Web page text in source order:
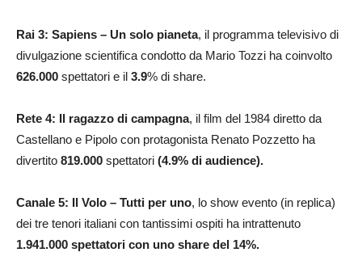
Rai 3: Sapiens – Un solo pianeta, il programma televisivo di
divulgazione scientifica condotto da Mario Tozzi ha coinvolto
626.000 spettatori e il 3.9% di share.
Rete 4: Il ragazzo di campagna, il film del 1984 diretto da
Castellano e Pipolo con protagonista Renato Pozzetto ha
divertito 819.000 spettatori (4.9% di audience).
Canale 5: Il Volo – Tutti per uno, lo show evento (in replica)
dei tre tenori italiani con tantissimi ospiti ha intrattenuto
1.941.000 spettatori con uno share del 14%.